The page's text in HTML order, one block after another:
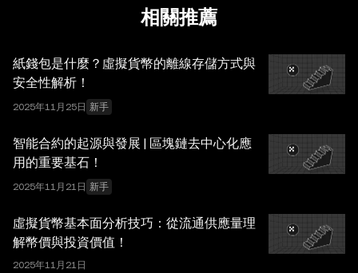
採取一切合理措施確保準確，但我們不對其中可能存在的任
何事實錯誤或遺漏承擔任何責任。OKX Wallet 及相關服務
務條款約束。
相關推薦
紙錢包是什麼？虛擬貨幣的離線存儲方式與
安全性解析！
2025年11月25日 新手
智能合約的起源與發展 | 區塊鏈去中心化應
用的重要基石！
2025年11月21日 新手
虛擬貨幣基本面分析技巧：從流通供應量理
解幣價與投資價值！
2025年11月21日